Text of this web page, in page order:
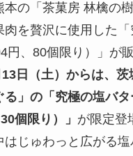
の「茶菓房 林檎の
肉を贅沢に使用した
円、80個限り）」が
日（土）からは、
る」の「究極の塩バ
個限り）」 が限定登
はじゅわっと広がる